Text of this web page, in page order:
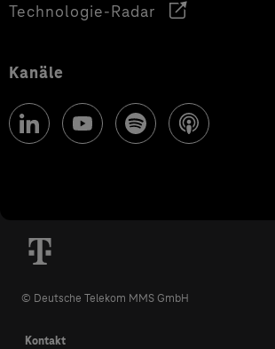
Technologie-Radar
Kanäle
© Deutsche Telekom MMS GmbH
Kontakt